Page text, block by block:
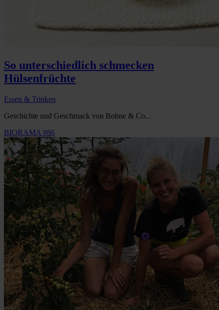
So unterschiedlich schmecken
Hülsenfrüchte
Essen & Trinken
Geschichte und Geschmack von Bohne & Co...
BIORAMA #86